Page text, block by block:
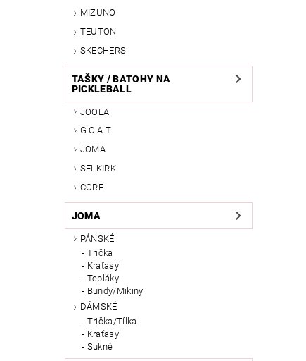
MIZUNO
TEUTON
SKECHERS
TAŠKY / BATOHY NA
PICKLEBALL
JOOLA
G.O.A.T.
JOMA
SELKIRK
CORE
JOMA
PÁNSKÉ
Trička
Kraťasy
Tepláky
Bundy/Mikiny
DÁMSKÉ
Trička/Tílka
Kraťasy
Sukně